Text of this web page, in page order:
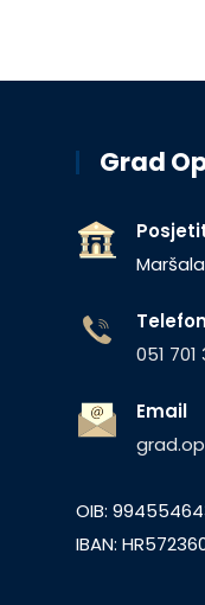
Grad
Telefon
051 701
Email
OIB:
IBAN: